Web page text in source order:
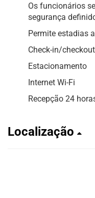
Os funcionários
segurança
Permite estadias
Check-in/
Estacionamento
Internet Wi-Fi
Recepção 24
Localização